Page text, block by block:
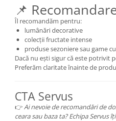
📌
Îl recomandăm pentru:
lumânări decorative
colecții fructate intense
produse sezoniere sau game
Dacă nu ești sigur că este potrivit
Preferăm claritate înainte de
CTA Servus
👉Ai nevoie de recomandări de
ceara sau baza ta? Echipa Servus